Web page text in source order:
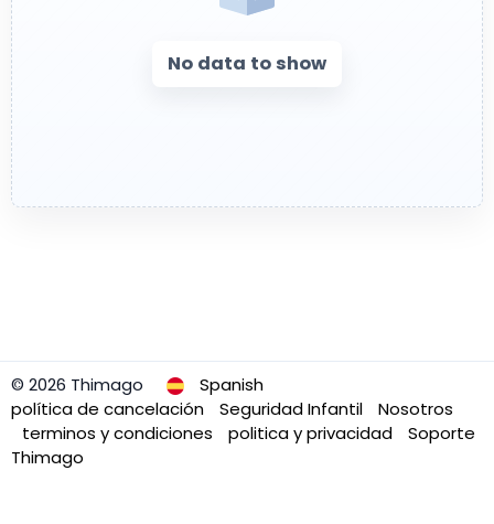
No data to show
© 2026 Thimago
Spanish
política de cancelación
Seguridad Infantil
Nosotros
terminos y condiciones
politica y privacidad
Soporte
Thimago